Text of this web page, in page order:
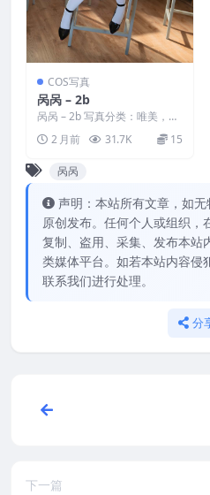
COS写真
呙呙 – 2b
呙呙 – 2b 写真分类：唯美，参
与模特：呙呙 [资源大小]：[42
P／254M...
2 月前 31.7K 15
呙呙
声明：本站所有文章，如
原创发布。任何个人或组织，
复制、盗用、采集、发布本站
类媒体平台。如若本站内容侵
联系我们进行处理。
分
下一篇